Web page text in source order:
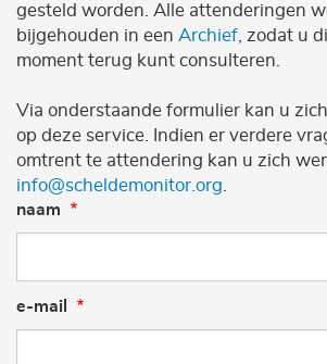
gesteld worden. Alle attenderingen
bijgehouden in een Archief , zodat u
moment terug kunt consulteren.
Via onderstaande formulier kan u
op deze service. Indien er verdere
omtrent te attendering kan u zich
info@scheldemonitor.org
naam
e-mail